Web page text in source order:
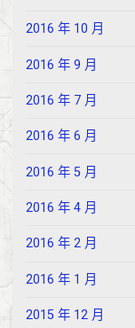
2016 年 10 月
2016 年 9 月
2016 年 7 月
2016 年 6 月
2016 年 5 月
2016 年 4 月
2016 年 2 月
2016 年 1 月
2015 年 12 月